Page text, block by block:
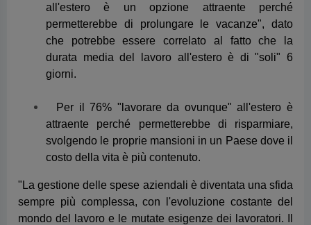
attraente perché permetterebbe di risparmiare,
svolgendo le proprie mansioni in un Paese dove il
costo della vita è più contenuto.
"La gestione delle spese aziendali è diventata una sfida
mondo del lavoro e le mutate esigenze dei lavoratori. Il
trend del
South Working
, che è una declinazione
specificatamente italiana del Work from Anywhere, è
diventato uno dei tanti modi in cui è possibile declinare
significativi nella gestione dei costi aziendali. È
fondamentale che il nostro approccio al controllo dei
costi sia agile e aggiornato in tempo reale per